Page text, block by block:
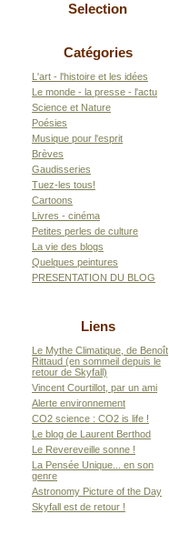
Selection
Catégories
L'art - l'histoire et les idées
Le monde - la presse - l'actu
Science et Nature
Poésies
Musique pour l'esprit
Brèves
Gaudisseries
Tuez-les tous!
Cartoons
Livres - cinéma
Petites perles de culture
La vie des blogs
Quelques peintures
PRESENTATION DU BLOG
Liens
Le Mythe Climatique, de Benoît
Rittaud (en sommeil depuis le
retour de Skyfall)
Vincent Courtillot, par un ami
Alerte environnement
CO2 science : CO2 is life !
Le blog de Laurent Berthod
Le Revereveille sonne !
La Pensée Unique... en son
genre
Astronomy Picture of the Day
Skyfall est de retour !